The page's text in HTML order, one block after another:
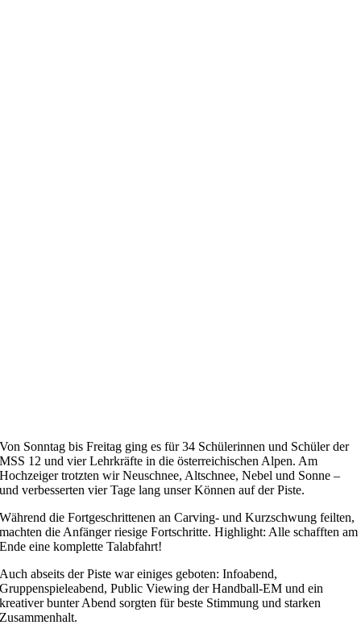
Von Sonntag bis Freitag ging es für 34 Schülerinnen und Schüler der
MSS 12 und vier Lehrkräfte in die österreichischen Alpen. Am
Hochzeiger trotzten wir Neuschnee, Altschnee, Nebel und Sonne –
und verbesserten vier Tage lang unser Können auf der Piste.
Während die Fortgeschrittenen an Carving- und Kurzschwung feilten,
machten die Anfänger riesige Fortschritte. Highlight: Alle schafften am
Ende eine komplette Talabfahrt!
Auch abseits der Piste war einiges geboten: Infoabend,
Gruppenspieleabend, Public Viewing der Handball-EM und ein
kreativer bunter Abend sorgten für beste Stimmung und starken
Zusammenhalt.